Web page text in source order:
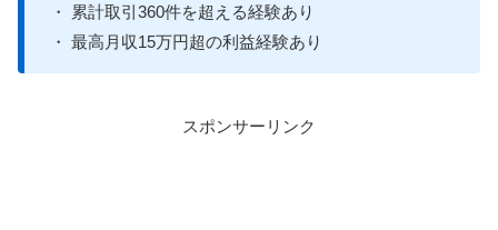
・ 累計取引360件を超える経験あり
・ 最高月収15万円超の利益経験あり
スポンサーリンク